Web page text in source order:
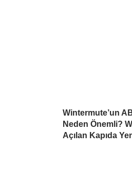
Wintermute’un
Neden Önemli?
Açılan Kapıda